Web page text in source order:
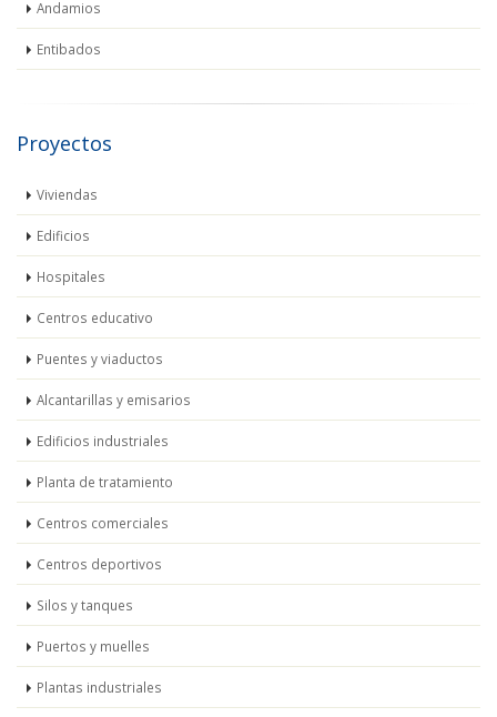
Andamios
Entibados
Proyectos
Viviendas
Edificios
Hospitales
Centros educativo
Puentes y viaductos
Alcantarillas y emisarios
Edificios industriales
Planta de tratamiento
Centros comerciales
Centros deportivos
Silos y tanques
Puertos y muelles
Plantas industriales